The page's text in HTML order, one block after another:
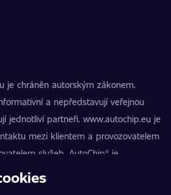
je chráněn autorským zákonem.
a nepředstavují veřejnou
jednotliví partneři. www.autochip.eu je
mezi klientem a provozovatelem
služeb. AutoChip® je
Petra Kučery. Úpravy, které